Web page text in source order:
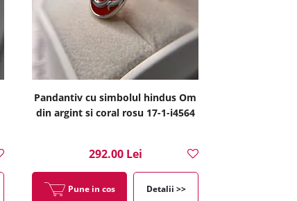
Pandantiv cu simbolul hindus Om
din argint si coral rosu 17-1-i4564
292.00 Lei
Pune in cos Detalii >>